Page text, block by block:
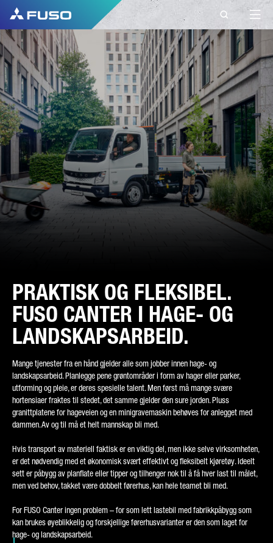
PRAKTISK OG FLEKSIBEL.
FUSO CANTER I HAGE- OG
LANDSKAPSARBEID.
Mange tjenester fra en hånd gjelder alle som jobber innen hage- og
landskapsarbeid. Planlegge pene grøntområder i form av hager eller parker,
utforming og pleie, er deres spesielle talent. Men først må mange svære
hortensiaer fraktes til stedet, det samme gjelder den sure jorden. Pluss
granittplatene for hageveien og en minigravemaskin behøves for anlegget med
dammen. Av og til må et helt mannskap bli med.
Hvis transport av materiell faktisk er en viktig del, men ikke selve virksomheten,
er det nødvendig med et økonomisk svært effektivt og fleksibelt kjøretøy. Ideelt
sett er påbygg av planflate eller tipper og tilhenger nok til å få hver last til målet,
men ved behov, takket være dobbelt førerhus, kan hele teamet bli med.
For FUSO Canter ingen problem – for som lett lastebil med fabrikkpåbygg som
kan brukes øyeblikkelig og forskjellige førerhusvarianter er den som laget for
hage- og landskapsarbeid.
KONTAKT
FUSO EUROPE
KONTAKT
Do you have Questions?
Send us your request via this contact form.
FORNAVN*
TYPE FORESPØRSEL*
DITT LAND*